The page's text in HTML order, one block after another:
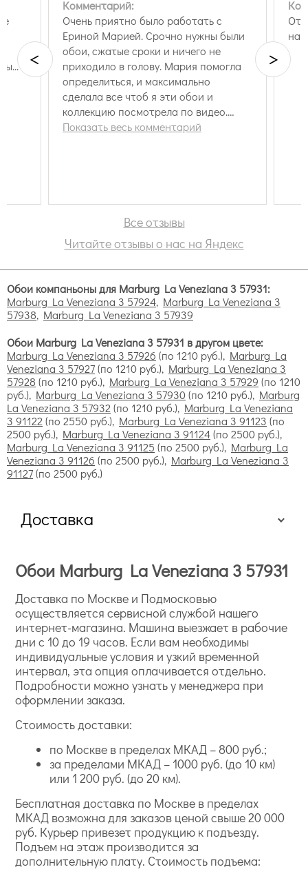
Комментарий:
Очень приятно было работать с
Ериной Марией. Срочно нужны были
обои, сжатые сроки и ничего не
приходило в голову. Мария помогла
определиться, и максимально
сделала все чтоб я эти обои и
коллекцию посмотрела по видео.
Грамотный и вежливый сотрудник,
Марии и всему коллективу. Успеха и
процветания вашей организации.
Показать весь комментарий
< >
Все отзывы
Читайте отзывы о нас на Яндекс
Обои компаньоны для Marburg La Veneziana 3 57931:
Marburg La Veneziana 3 57924, Marburg La Veneziana 3
57938, Marburg La Veneziana 3 57939
Обои Marburg La Veneziana 3 57931 в другом цвете:
Marburg La Veneziana 3 57926 (по 1210 руб.), Marburg La
Veneziana 3 57927(по 1210 руб.), Marburg La Veneziana 3
57928 (по 1210 руб.), Marburg La Veneziana 3 57929 (по 1210
руб.), Marburg La Veneziana 3 57930(по 1210 руб.), Marburg
La Veneziana 3 57932 (по 1210 руб.), Marburg La Veneziana
3 91122 (по 2550 руб.), Marburg La Veneziana 3 91123 (по
2500 руб.), Marburg La Veneziana 3 91124(по 2500 руб.),
Marburg La Veneziana 3 91125 (по 2500 руб.), Marburg La
Veneziana 3 91126 (по 2500 руб.), Marburg La Veneziana 3
91127(по 2500 руб.)
Доставка
Обои Marburg La Veneziana 3 57931
Доставка по Москве и Подмосковью
осуществляется сервисной службой нашего
интернет-магазина. Машина выезжает в рабочие
дни с 10 до 19 часов. Если вам необходимы
индивидуальные условия и узкий временной
интервал, эта опция оплачивается отдельно.
Подробности можно узнать у менеджера при
оформлении заказа.
Стоимость доставки:
по Москве в пределах МКАД – 800 руб.;
за пределами МКАД – 1000 руб. (до 10 км)
или 1 200 руб. (до 20 км).
Бесплатная доставка по Москве в пределах
МКАД возможна для заказов ценой свыше 20 000
руб. Курьер привезет продукцию к подъезду.
Подъем на этаж производится за
дополнительную плату. Стоимость подъема: